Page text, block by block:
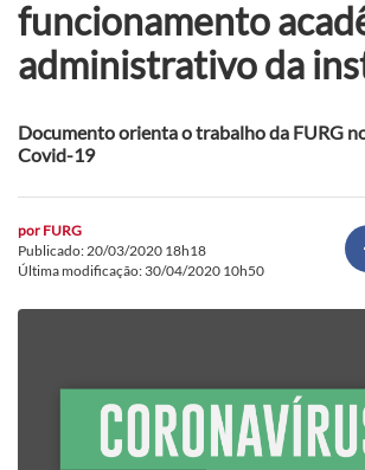
funcionamento
administrativo da
Documento orienta o trabalho da FURG
Covid-19
por FURG
Publicado: 20/03/2020 18h18
Última modificação: 30/04/2020 10h50